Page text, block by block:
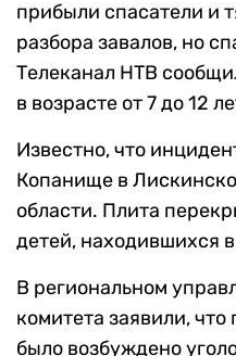
прибыли спасатели и
разбора завалов, но
Телеканал НТВ
в возрасте от 7 до 12
Известно, что
Копанище в
области. Плита
детей, находившихся
В региональном
комитета заявили,
было возбуждено